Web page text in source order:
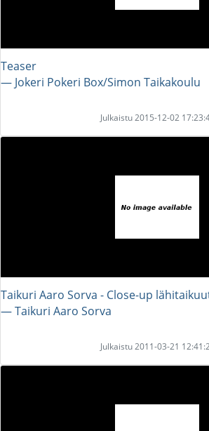
Teaser
― Jokeri Pokeri Box/Simon Taikakoulu
Julkaistu 2015-12-02
Taikuri Aaro Sorva - Close-up
― Taikuri Aaro Sorva
Julkaistu 2011-03-21